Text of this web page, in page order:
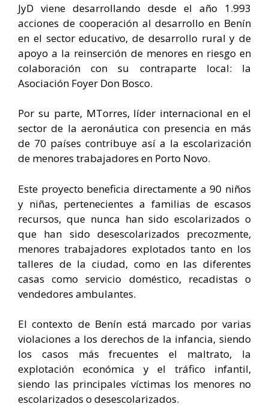
JyD viene desarrollando desde el año 1.993
acciones de cooperación al desarrollo en Benín
en el sector educativo, de desarrollo rural y de
apoyo a la reinserción de menores en riesgo en
colaboración con su contraparte local: la
Asociación Foyer Don Bosco.
Por su parte, MTorres, líder internacional en el
sector de la aeronáutica con presencia en más
de 70 países contribuye así a la escolarización
de menores trabajadores en Porto Novo.
Este proyecto beneficia directamente a 90 niños
y niñas, pertenecientes a familias de escasos
recursos, que nunca han sido escolarizados o
que han sido desescolarizados precozmente,
menores trabajadores explotados tanto en los
talleres de la ciudad, como en las diferentes
casas como servicio doméstico, recadistas o
vendedores ambulantes.
El contexto de Benín está marcado por varias
violaciones a los derechos de la infancia, siendo
los casos más frecuentes el maltrato, la
explotación económica y el tráfico infantil,
siendo las principales víctimas los menores no
escolarizados o desescolarizados.